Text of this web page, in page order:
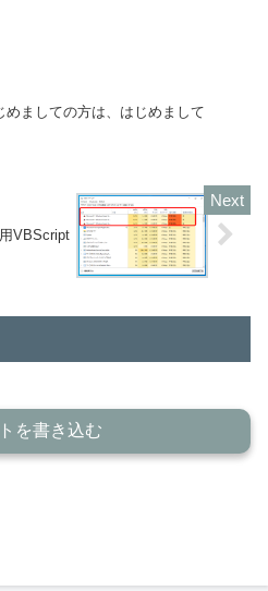
めましての方は、はじめまして
VBScript
を書き込む